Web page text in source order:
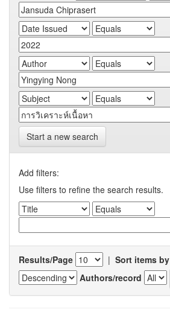
Start a new search
Add filters:
Use filters to refine the search results.
Results/Page | Sort items by
Authors/record